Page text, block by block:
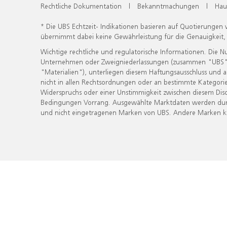
Rechtliche Dokumentation | Bekanntmachungen |
* Die UBS Echtzeit- Indikationen basieren auf
übernimmt dabei keine Gewährleistung für die
Wichtige rechtliche und regulatorische Informationen. Die
Unternehmen oder Zweigniederlassungen (zusammen
"Materialien"), unterliegen diesem Haftungsausschluss
nicht in allen Rechtsordnungen oder an bestimmte
Widerspruchs oder einer Unstimmigkeit zwischen diesem
Bedingungen Vorrang. Ausgewählte Marktdaten werden
und nicht eingetragenen Marken von UBS. Andere Marken